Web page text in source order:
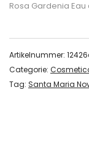
Rosa Gardenia
Artikelnummer:
Categorie:
Tag: Santa Maria